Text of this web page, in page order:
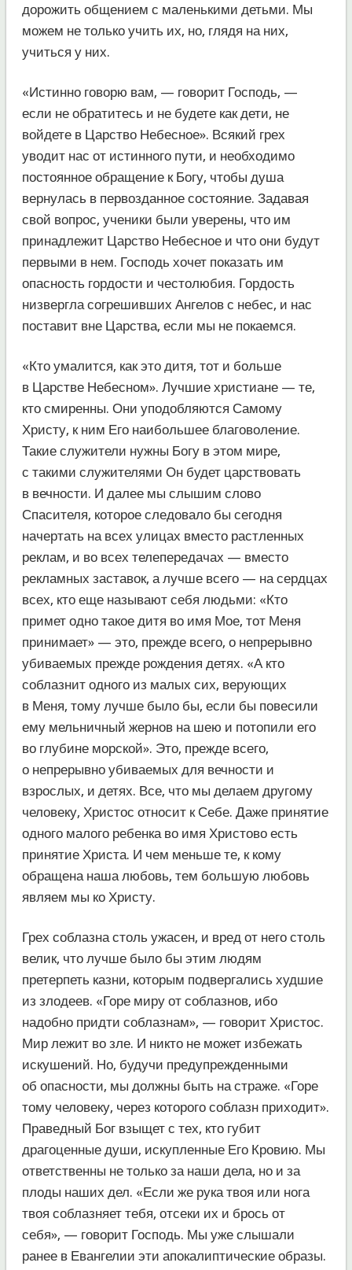
дорожить общением с маленькими детьми. Мы
можем не только учить их, но, глядя на них,
учиться у них.
«Истинно говорю вам, — говорит Господь, —
если не обратитесь и не будете как дети, не
войдете в Царство Небесное». Всякий грех
уводит нас от истинного пути, и необходимо
постоянное обращение к Богу, чтобы душа
вернулась в первозданное состояние. Задавая
свой вопрос, ученики были уверены, что им
принадлежит Царство Небесное и что они будут
первыми в нем. Господь хочет показать им
опасность гордости и честолюбия. Гордость
низвергла согрешивших Ангелов с небес, и нас
поставит вне Царства, если мы не покаемся.
«Кто умалится, как это дитя, тот и больше
в Царстве Небесном». Лучшие христиане — те,
кто смиренны. Они уподобляются Самому
Христу, к ним Его наибольшее благоволение.
Такие служители нужны Богу в этом мире,
с такими служителями Он будет царствовать
в вечности. И далее мы слышим слово
Спасителя, которое следовало бы сегодня
начертать на всех улицах вместо растленных
реклам, и во всех телепередачах — вместо
рекламных заставок, а лучше всего — на сердцах
всех, кто еще называют себя людьми: «Кто
примет одно такое дитя во имя Мое, тот Меня
принимает» — это, прежде всего, о непрерывно
убиваемых прежде рождения детях. «А кто
соблазнит одного из малых сих, верующих
в Меня, тому лучше было бы, если бы повесили
ему мельничный жернов на шею и потопили его
во глубине морской». Это, прежде всего,
о непрерывно убиваемых для вечности и
взрослых, и детях. Все, что мы делаем другому
человеку, Христос относит к Себе. Даже принятие
одного малого ребенка во имя Христово есть
принятие Христа. И чем меньше те, к кому
обращена наша любовь, тем большую любовь
являем мы ко Христу.
Грех соблазна столь ужасен, и вред от него столь
велик, что лучше было бы этим людям
претерпеть казни, которым подвергались худшие
из злодеев. «Горе миру от соблазнов, ибо
надобно придти соблазнам», — говорит Христос.
Мир лежит во зле. И никто не может избежать
искушений. Но, будучи предупрежденными
об опасности, мы должны быть на страже. «Горе
тому человеку, через которого соблазн приходит».
Праведный Бог взыщет с тех, кто губит
драгоценные души, искупленные Его Кровию. Мы
ответственны не только за наши дела, но и за
плоды наших дел. «Если же рука твоя или нога
твоя соблазняет тебя, отсеки их и брось от
себя», — говорит Господь. Мы уже слышали
ранее в Евангелии эти апокалиптические образы.